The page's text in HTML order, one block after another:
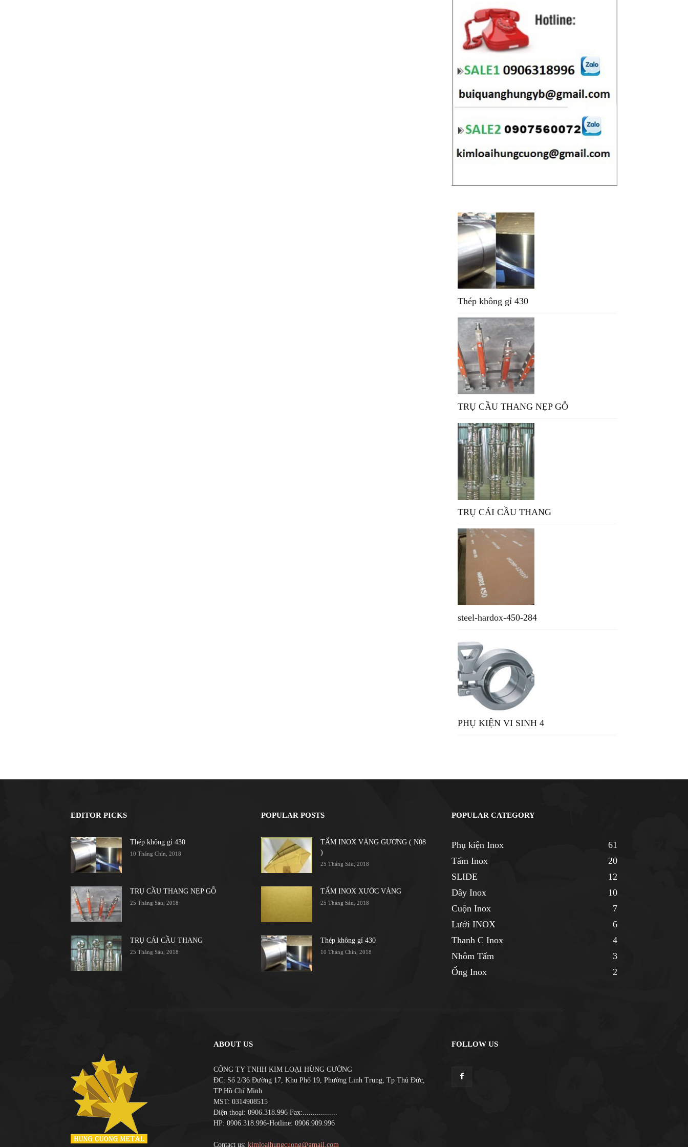
Thép không gỉ 430
TRỤ CẦU THANG NẸP GỖ
TRỤ CÁI CẦU THANG
steel-hardox-450-284
PHỤ KIỆN VI SINH 4
EDITOR PICKS
Thép không gỉ 430
10 Tháng Chín, 2018
TRỤ CẦU THANG NẸP GỖ
25 Tháng Sáu, 2018
TRỤ CÁI CẦU THANG
25 Tháng Sáu, 2018
POPULAR POSTS
TẤM INOX VÀNG GƯƠNG ( N08
)
25 Tháng Sáu, 2018
TẤM INOX XƯỚC VÀNG
25 Tháng Sáu, 2018
Thép không gỉ 430
10 Tháng Chín, 2018
POPULAR CATEGORY
Phụ kiện Inox
61
Tấm Inox
20
SLIDE
12
Dây Inox
10
Cuộn Inox
7
Lưới INOX
6
Thanh C Inox
4
Nhôm Tấm
3
Ống Inox
2
ABOUT US
CÔNG TY TNHH KIM LOẠI HÙNG CƯỜNG
ĐC: Số 2/36 Đường 17, Khu Phố 19, Phường Linh Trung, Tp Thủ Đức,
TP Hồ Chí Minh
MST: 0314908515
Điện thoại: 0906.318.996 Fax:.................
HP: 0906.318.996-Hotline: 0906.909.996
Contact us: kimloaihungcuong@gmail.com
FOLLOW US